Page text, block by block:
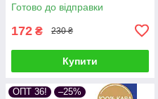
Готово до відправки
172 ₴ 230 ₴
Купити
ОПТ 36! –25%